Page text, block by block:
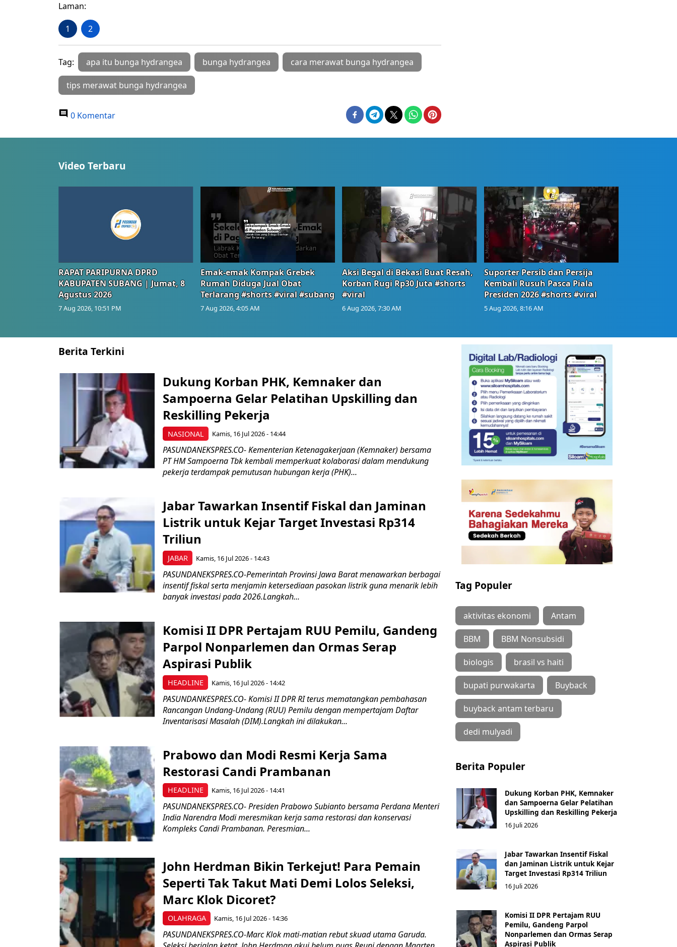
Laman:
1 2
Tag: apa itu bunga hydrangea bunga hydrangea cara merawat bunga hydrangea
tips merawat bunga hydrangea
0 Komentar
Video Terbaru
RAPAT PARIPURNA DPRD
KABUPATEN SUBANG | Jumat, 8
Agustus 2026
7 Aug 2026, 10:51 PM
Emak-emak Kompak Grebek
Rumah Diduga Jual Obat
Terlarang #shorts #viral #subang
7 Aug 2026, 4:05 AM
Aksi Begal di Bekasi Buat Resah,
Korban Rugi Rp30 Juta #shorts
#viral
6 Aug 2026, 7:30 AM
Suporter Persib dan Persija
Kembali Rusuh Pasca Piala
Presiden 2026 #shorts #viral
5 Aug 2026, 8:16 AM
Berita Terkini
NASIONAL
Dukung Korban PHK, Kemnaker dan
Sampoerna Gelar Pelatihan Upskilling dan
Reskilling Pekerja
Kamis, 16 Jul 2026 - 14:44
PASUNDANEKSPRES.CO- Kementerian Ketenagakerjaan (Kemnaker) bersama
PT HM Sampoerna Tbk kembali memperkuat kolaborasi dalam mendukung
pekerja terdampak pemutusan hubungan kerja (PHK)...
JABAR
Jabar Tawarkan Insentif Fiskal dan Jaminan
Listrik untuk Kejar Target Investasi Rp314
Triliun
Kamis, 16 Jul 2026 - 14:43
PASUNDANEKSPRES.CO-Pemerintah Provinsi Jawa Barat menawarkan berbagai
insentif fiskal serta menjamin ketersediaan pasokan listrik guna menarik lebih
banyak investasi pada 2026.Langkah...
HEADLINE
Komisi II DPR Pertajam RUU Pemilu, Gandeng
Parpol Nonparlemen dan Ormas Serap
Aspirasi Publik
Kamis, 16 Jul 2026 - 14:42
PASUNDANKESPRES.CO- Komisi II DPR RI terus mematangkan pembahasan
Rancangan Undang-Undang (RUU) Pemilu dengan mempertajam Daftar
Inventarisasi Masalah (DIM).Langkah ini dilakukan...
HEADLINE
Prabowo dan Modi Resmi Kerja Sama
Restorasi Candi Prambanan
Kamis, 16 Jul 2026 - 14:41
PASUNDANEKSPRES.CO- Presiden Prabowo Subianto bersama Perdana Menteri
India Narendra Modi meresmikan kerja sama restorasi dan konservasi
Kompleks Candi Prambanan. Peresmian...
OLAHRAGA
John Herdman Bikin Terkejut! Para Pemain
Seperti Tak Takut Mati Demi Lolos Seleksi,
Marc Klok Dicoret?
Kamis, 16 Jul 2026 - 14:36
PASUNDANEKSPRES.CO-Marc Klok mati-matian rebut skuad utama Garuda.
Tag Populer
aktivitas ekonomi Antam
BBM BBM Nonsubsidi
biologis brasil vs haiti
bupati purwakarta Buyback
buyback antam terbaru
dedi mulyadi
Berita Populer
Dukung Korban PHK, Kemnaker
dan Sampoerna Gelar Pelatihan
Upskilling dan Reskilling Pekerja
16 Juli 2026
Jabar Tawarkan Insentif Fiskal
dan Jaminan Listrik untuk Kejar
Target Investasi Rp314 Triliun
16 Juli 2026
Komisi II DPR Pertajam RUU
Pemilu, Gandeng Parpol
Nonparlemen dan Ormas Serap
Aspirasi Publik